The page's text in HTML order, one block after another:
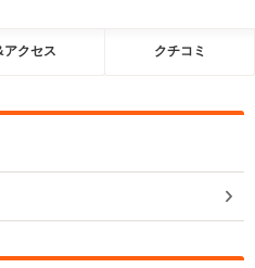
アクセス クチコミ